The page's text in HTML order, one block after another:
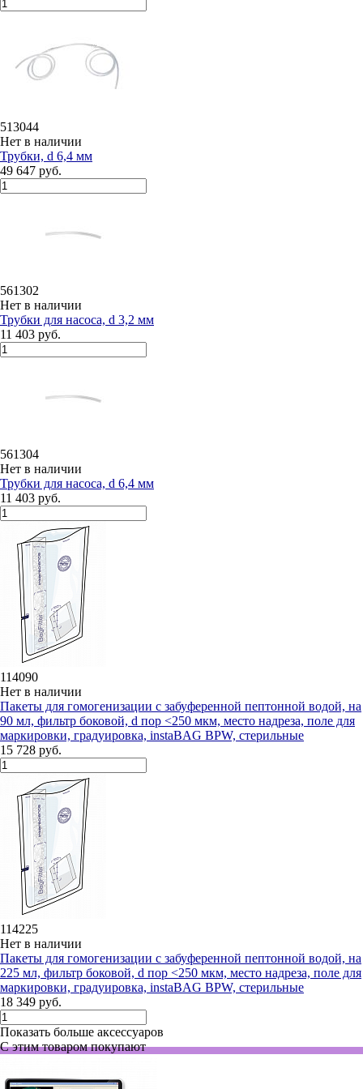
513044
Нет в наличии
Трубки, d 6,4 мм
49 647 руб.
561302
Нет в наличии
Трубки для насоса, d 3,2 мм
11 403 руб.
561304
Нет в наличии
Трубки для насоса, d 6,4 мм
11 403 руб.
114090
Нет в наличии
Пакеты для гомогенизации с забуференной пептонной водой, на
90 мл, фильтр боковой, d пор <250 мкм, место надреза, поле для
маркировки, градуировка, instaBAG BPW, стерильные
15 728 руб.
114225
Нет в наличии
Пакеты для гомогенизации с забуференной пептонной водой, на
225 мл, фильтр боковой, d пор <250 мкм, место надреза, поле для
маркировки, градуировка, instaBAG BPW, стерильные
18 349 руб.
Показать больше аксессуаров
С этим товаром покупают